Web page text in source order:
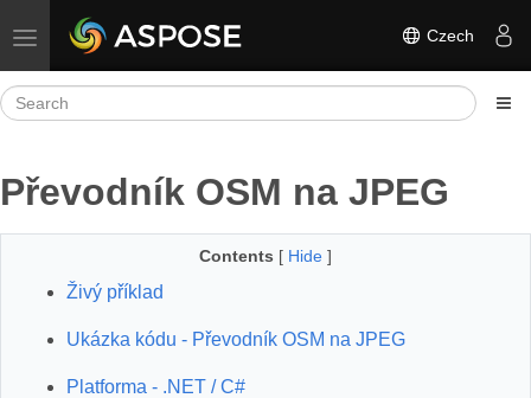
Toggle navigation Czech
Převodník OSM na JPEG
Contents [ Hide ]
Živý příklad
Ukázka kódu - Převodník OSM na JPEG
Platforma - .NET / C#